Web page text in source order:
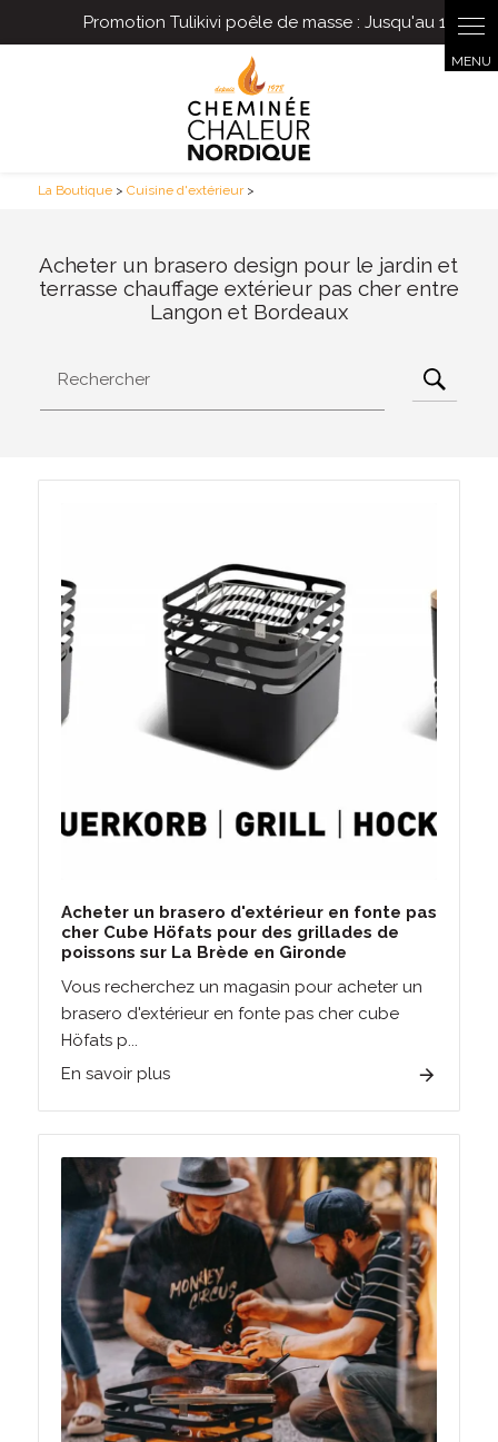
La Boutique> Cuisine d'extérieur >
Acheter un brasero design pour le jardin et
terrasse chauffage extérieur pas cher entre
Langon et Bordeaux
Rechercher
Acheter un brasero d'extérieur en fonte pas
cher Cube Höfats pour des grillades de
poissons sur La Brède en Gironde
Vous recherchez un magasin pour acheter un
brasero d'extérieur en fonte pas cher cube
Höfats p...
En savoir plus